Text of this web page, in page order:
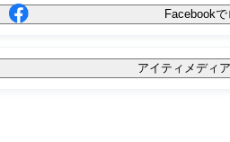
Facebook
アイティメディ